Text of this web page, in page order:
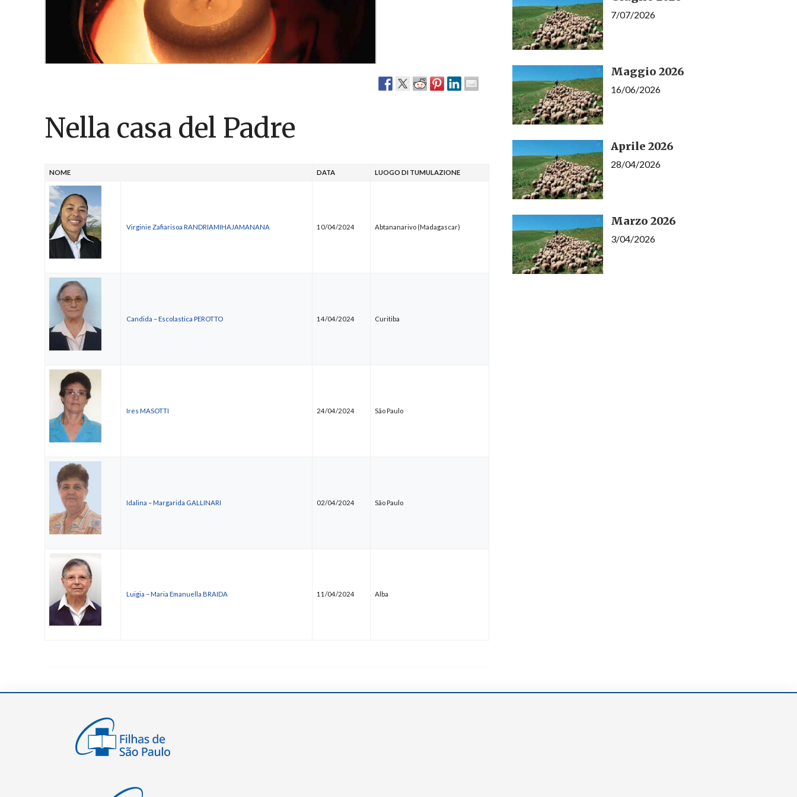
Narzole
San Lorenzo di Fossano
Susa
Nella casa del Padre
NOME DATA LUOGO DI TUMULAZIONE
Virginie Zafiarisoa RANDRIAMIHAJAMANANA 10/04/2024 Abtananarivo (Madagascar)
Candida – Escolastica PEROTTO 14/04/2024 Curitiba
Ires MASOTTI 24/04/2024 São Paulo
Idalina – Margarida GALLINARI 02/04/2024 São Paulo
Luigia – Maria Emanuella BRAIDA 11/04/2024 Alba
7/07/2026
Maggio 2026
16/06/2026
Aprile 2026
28/04/2026
Marzo 2026
3/04/2026